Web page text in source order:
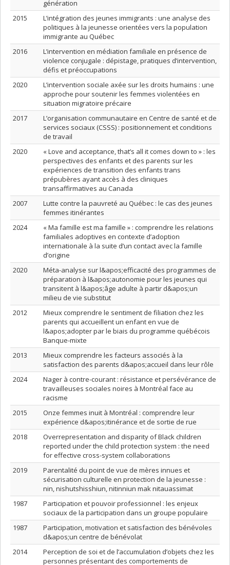
génération
2015
L’intégration des jeunes immigrants : une analyse des
politiques à la jeunesse orientées vers la population
immigrante au Québec
2016
L’intervention en médiation familiale en présence de
violence conjugale : dépistage, pratiques d’intervention,
défis et préoccupations
2020
L’intervention sociale axée sur les droits humains : une
approche pour soutenir les femmes violentées en
situation migratoire précaire
2017
L’organisation communautaire en Centre de santé et de
services sociaux (CSSS) : positionnement et conditions
de travail
2020
« Love and acceptance, that’s all it comes down to » : les
perspectives des enfants et des parents sur les
expériences de transition des enfants trans
prépubères ayant accès à des cliniques
transaffirmatives au Canada
2007
Lutte contre la pauvreté au Québec : le cas des jeunes
femmes itinérantes
2024
« Ma famille est ma famille » : comprendre les relations
familiales adoptives en contexte d’adoption
internationale à la suite d’un contact avec la famille
d’origine
2020
Méta-analyse sur l&apos;efficacité des programmes de
préparation à l&apos;autonomie pour les jeunes qui
transitent à l&apos;âge adulte à partir d&apos;un
milieu de vie substitut
2012
Mieux comprendre le sentiment de filiation chez les
parents qui accueillent un enfant en vue de
l&apos;adopter par le biais du programme québécois
Banque-mixte
2013
Mieux comprendre les facteurs associés à la
satisfaction des parents d&apos;accueil dans leur rôle
2024
Nager à contre-courant : résistance et persévérance de
travailleuses sociales noires à Montréal face au
racisme
2015
Onze femmes inuit à Montréal : comprendre leur
expérience d&apos;itinérance et de sortie de rue
2018
Overrepresentation and disparity of Black children
reported under the child protection system : the need
for effective cross-system collaborations
2019
Parentalité du point de vue de mères innues et
sécurisation culturelle en protection de la jeunesse :
nin, nishutshisshiun, nitinniun mak nitauassimat
1987
Participation et pouvoir professionnel : les enjeux
sociaux de la participation dans un groupe populaire
1987
Participation, motivation et satisfaction des bénévoles
d&apos;un centre de bénévolat
2014
Perception de soi et de l’accumulation d’objets chez les
personnes présentant des comportements de